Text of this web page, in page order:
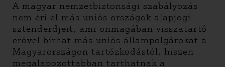
A magyar nemzetbiztonsági szabályozás
nem éri el más uniós országok alapjogi
sztenderdjeit, ami önmagában visszatartó
erővel bírhat más uniós állampolgárokat a
Magyarországon tartózkodástól, hiszen
megalapozottabban tarthatnak a